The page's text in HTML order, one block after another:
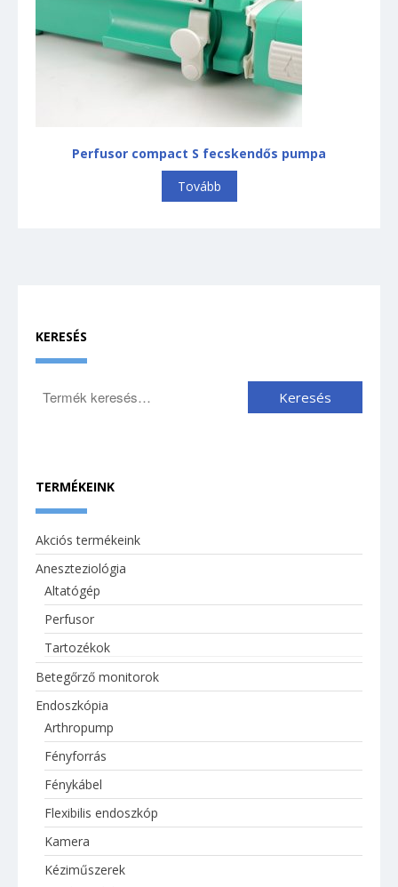
Perfusor compact S fecskendős pumpa
Tovább
KERESÉS
TERMÉKEINK
Akciós termékeink
Aneszteziológia
Altatógép
Perfusor
Tartozékok
Betegőrző monitorok
Endoszkópia
Arthropump
Fényforrás
Fénykábel
Flexibilis endoszkóp
Kamera
Kéziműszerek